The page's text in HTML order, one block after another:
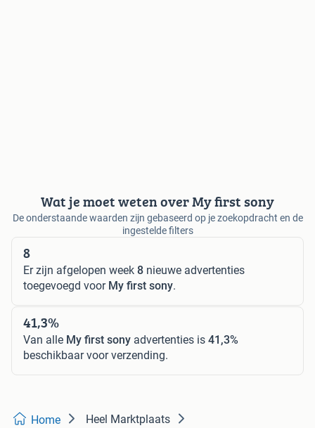
Wat je moet weten over My first sony
De onderstaande waarden zijn gebaseerd op je zoekopdracht en de
ingestelde filters
8
Er zijn afgelopen week 8 nieuwe advertenties
toegevoegd voor My first sony.
41,3%
Van alle My first sony advertenties is 41,3%
beschikbaar voor verzending.
Home Heel Marktplaats